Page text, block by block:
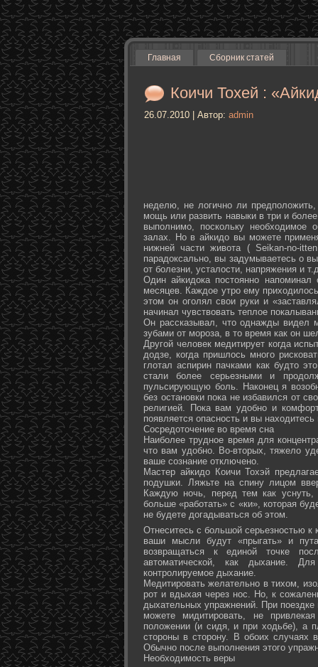
Главная Сборник статей
Коичи Тохей :
26.07.2010 | Автор: admin
неделю, не логично ли
мощь или развить навыки в три и
выполнимо, поскольку необходимое
залах. Но в айкидо вы можете
нижней части живота ( Seikan-­no-­
парадоксально, вы задумываетесь о
от болезни, усталости, напряжения и
Один айкидока постоянно
месяцев. Каждое утро ему
этом он оголял свои руки и
начинал чувствовать теплое
Он рассказывал, что однажды видел
зубами от мороза, в то время как он
Другой человек медитирует когда
додзе, когда пришлось много
глотал аспирин пачками как будто
стали более серьезными и
пульсирующую боль. Наконец я
без остановки пока не избавился от
религией. Пока вам удобно и
появляется опасность и вы
Сосредоточение во время сна
Наиболее трудное время для
что вам удобно. Во-вторых, тяжело
ваше сознание отключено.
Мастер айкидо Коичи Тохэй
подушки. Ляжьте на спину лицом
Каждую ночь, перед тем как уснуть,
больше «работать» с «ки», которая
не будете догадываться об этом.
Отнеситесь с большой серьезностью к
ваши мысли будут «прыгать» и
возвращаться к единой точке
автоматической, как дыхание.
контролируемое дыхание.
Медитировать желательно в тихом,
рот и вдыхая через нос. Но, к
дыхательных упражнений. При
можете мидитировать, не
положении (и сидя, и при ходьбе), а
стороны в сторону. В обоих случаях
Обычно после выполнения этого
Необходимость веры